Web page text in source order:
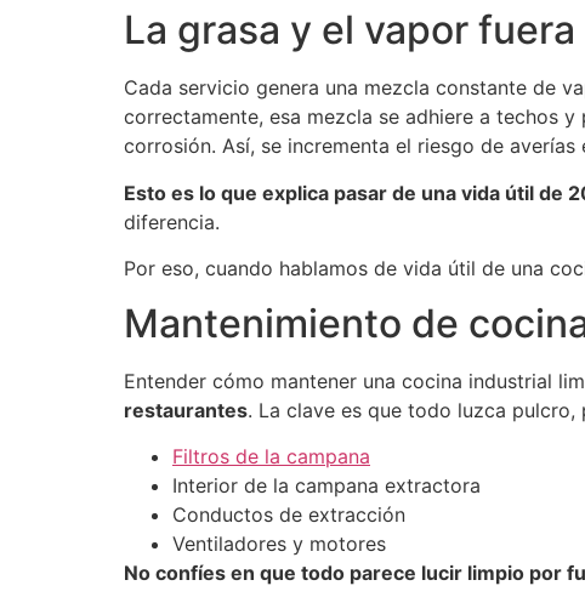
La grasa y el vapor
Cada servicio genera una mezcla constante de
correctamente, esa mezcla se adhiere a techos
corrosión. Así, se incrementa el riesgo de averías
Esto es lo que explica pasar de una vida útil de
diferencia.
Por eso, cuando hablamos de vida útil de una
Mantenimiento de
Entender cómo mantener una cocina industrial
restaurantes. La clave es que todo luzca
Filtros de la campana
Interior de la campana extractora
Conductos de extracción
Ventiladores y motores
No confíes en que todo parece lucir limpio por